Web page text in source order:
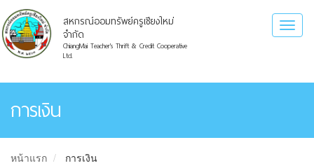
สหกรณ์ออมทรัพย์ครูเชียงใหม่
จำกัด
ChiangMai Teacher's Thrift & Credit Cooperative
Ltd.
การเงิน
หน้าแรก การเงิน